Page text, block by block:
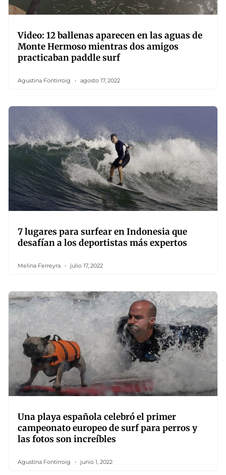
Video: 12 ballenas aparecen en las aguas de
Monte Hermoso mientras dos amigos
practicaban paddle surf
Agustina Fontirroig agosto 17, 2022
7 lugares para surfear en Indonesia que
desafían a los deportistas más expertos
Melina Ferreyra julio 17, 2022
Una playa española celebró el primer
campeonato europeo de surf para perros y
las fotos son increíbles
Agustina Fontirroig junio 1, 2022